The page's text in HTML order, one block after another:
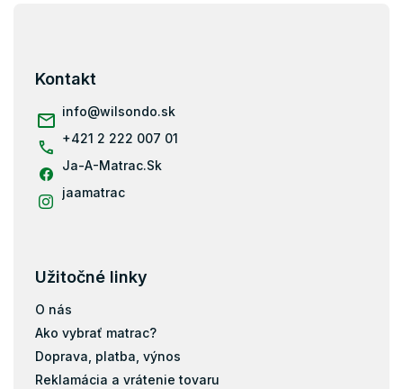
Tvrdé matrace 160x200
Matrace podľa nosnosti - 130 kg
Matrace podľa nosnosti 100+ kg
Kontakt
info@wilsondo.sk
+421 2 222 007 01
Ja-A-Matrac.Sk
jaamatrac
Užitočné linky
O nás
Ako vybrať matrac?
Doprava, platba, výnos
Reklamácia a vrátenie tovaru